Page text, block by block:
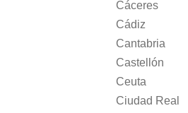
Cáceres
Cádiz
Cantabria
Castellón
Ceuta
Ciudad Real